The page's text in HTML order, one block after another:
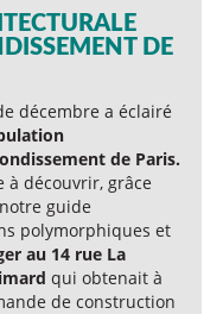
DE
décembre a éclairé
de Paris.
à découvrir, grâce
guide
polymorphiques et
au 14 rue La
qui obtenait à
de construction